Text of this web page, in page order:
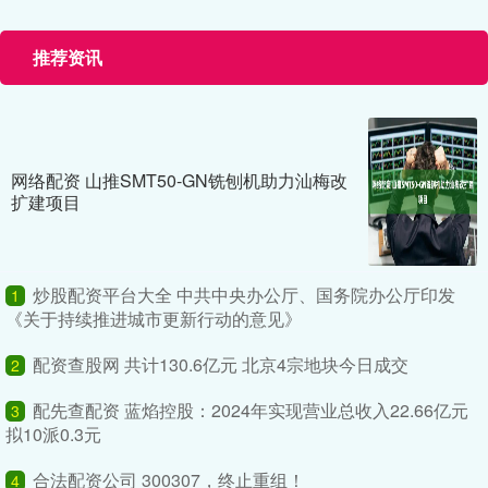
推荐资讯
网络配资 山推SMT50-GN铣刨机助力汕梅改
扩建项目
1
炒股配资平台大全 中共中央办公厅、国务院办公厅印发
《关于持续推进城市更新行动的意见》
2 配资查股网 共计130.6亿元 北京4宗地块今日成交
3
配先查配资 蓝焰控股：2024年实现营业总收入22.66亿元
拟10派0.3元
4 合法配资公司 300307，终止重组！